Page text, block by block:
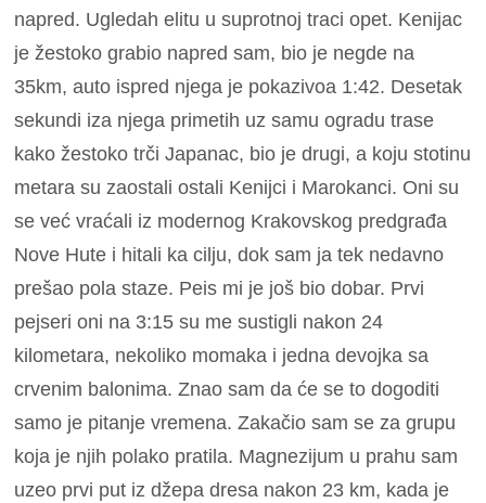
napred. Ugledah elitu u suprotnoj traci opet. Kenijac
je žestoko grabio napred sam, bio je negde na
35km, auto ispred njega je pokazivoa 1:42. Desetak
sekundi iza njega primetih uz samu ogradu trase
kako žestoko trči Japanac, bio je drugi, a koju stotinu
metara su zaostali ostali Kenijci i Marokanci. Oni su
se već vraćali iz modernog Krakovskog predgrađa
Nove Hute i hitali ka cilju, dok sam ja tek nedavno
prešao pola staze. Peis mi je još bio dobar. Prvi
pejseri oni na 3:15 su me sustigli nakon 24
kilometara, nekoliko momaka i jedna devojka sa
crvenim balonima. Znao sam da će se to dogoditi
samo je pitanje vremena. Zakačio sam se za grupu
koja je njih polako pratila. Magnezijum u prahu sam
uzeo prvi put iz džepa dresa nakon 23 km, kada je